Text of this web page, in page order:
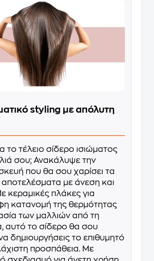
styling με απόλυτη
το τέλειο σίδερο ισιώματος
σου; Ανακάλυψε την
που θα σου χαρίσει τα
αποτελέσματα με άνεση και
κεραμικές πλάκες για
κατανομή της θερμότητας
των μαλλιών από τη
αυτό το σίδερο θα σου
δημιουργήσεις το επιθυμητό
προσπάθεια. Με